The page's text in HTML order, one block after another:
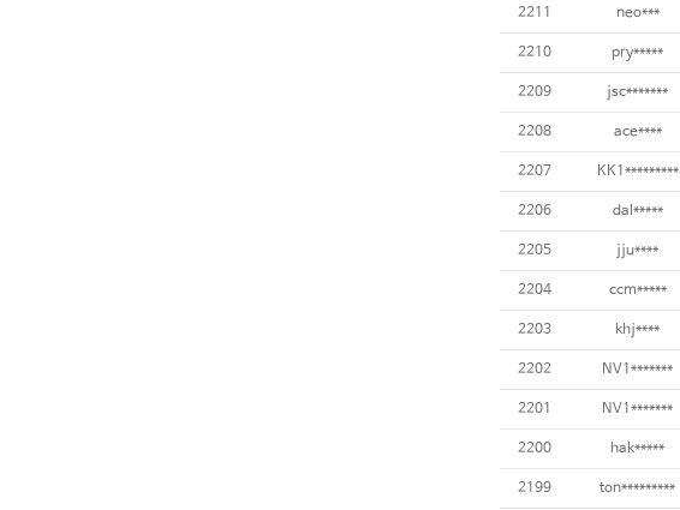
2211 neo***
2210 pry*****
2209 jsc*******
2208 ace****
2207 KK1*********
2206 dal*****
2205 jju****
2204 ccm*****
2203 khj****
2202 NV1*******
2201 NV1*******
2200 hak*****
2199 ton*********